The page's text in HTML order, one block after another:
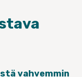
vahvemmin